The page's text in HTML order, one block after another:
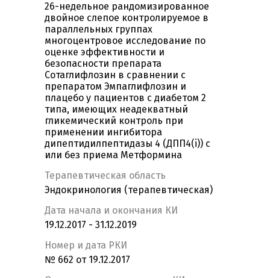
26-недельное рандомизированное
двойное слепое контролируемое в
параллельных группах
многоцентровое исследование по
оценке эффективности и
безопасности препарата
Сотаглифлозин в сравнении с
препаратом Эмпаглифлозин и
плацебо у пациентов с диабетом 2
типа, имеющих неадекватный
гликемический контроль при
применении ингибитора
дипептидилпептидазы 4 (ДПП4(i)) с
или без приема Метформина
Терапевтическая область
Эндокринология (терапевтическая)
Дата начала и окончания КИ
19.12.2017 - 31.12.2019
Номер и дата РКИ
№ 662 от 19.12.2017